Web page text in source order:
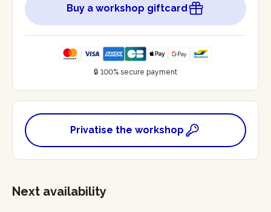
Buy a workshop giftcard
🔒 100% secure payment
Privatise the workshop
Next availability